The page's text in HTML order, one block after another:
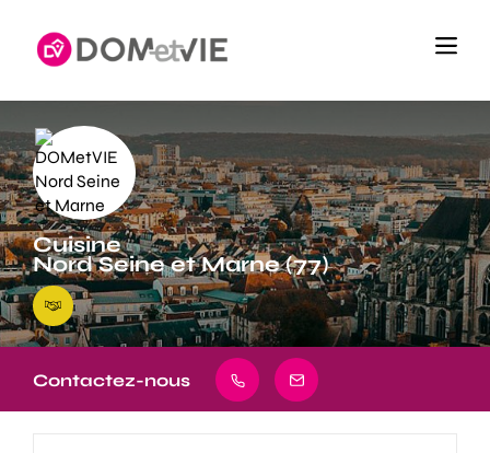
Cuisine
Nord Seine et Marne (77)
Contactez-nous